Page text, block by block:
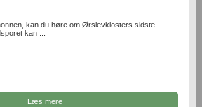
kan du høre om Ørslevklosters sidste
kan ...
Læs mere